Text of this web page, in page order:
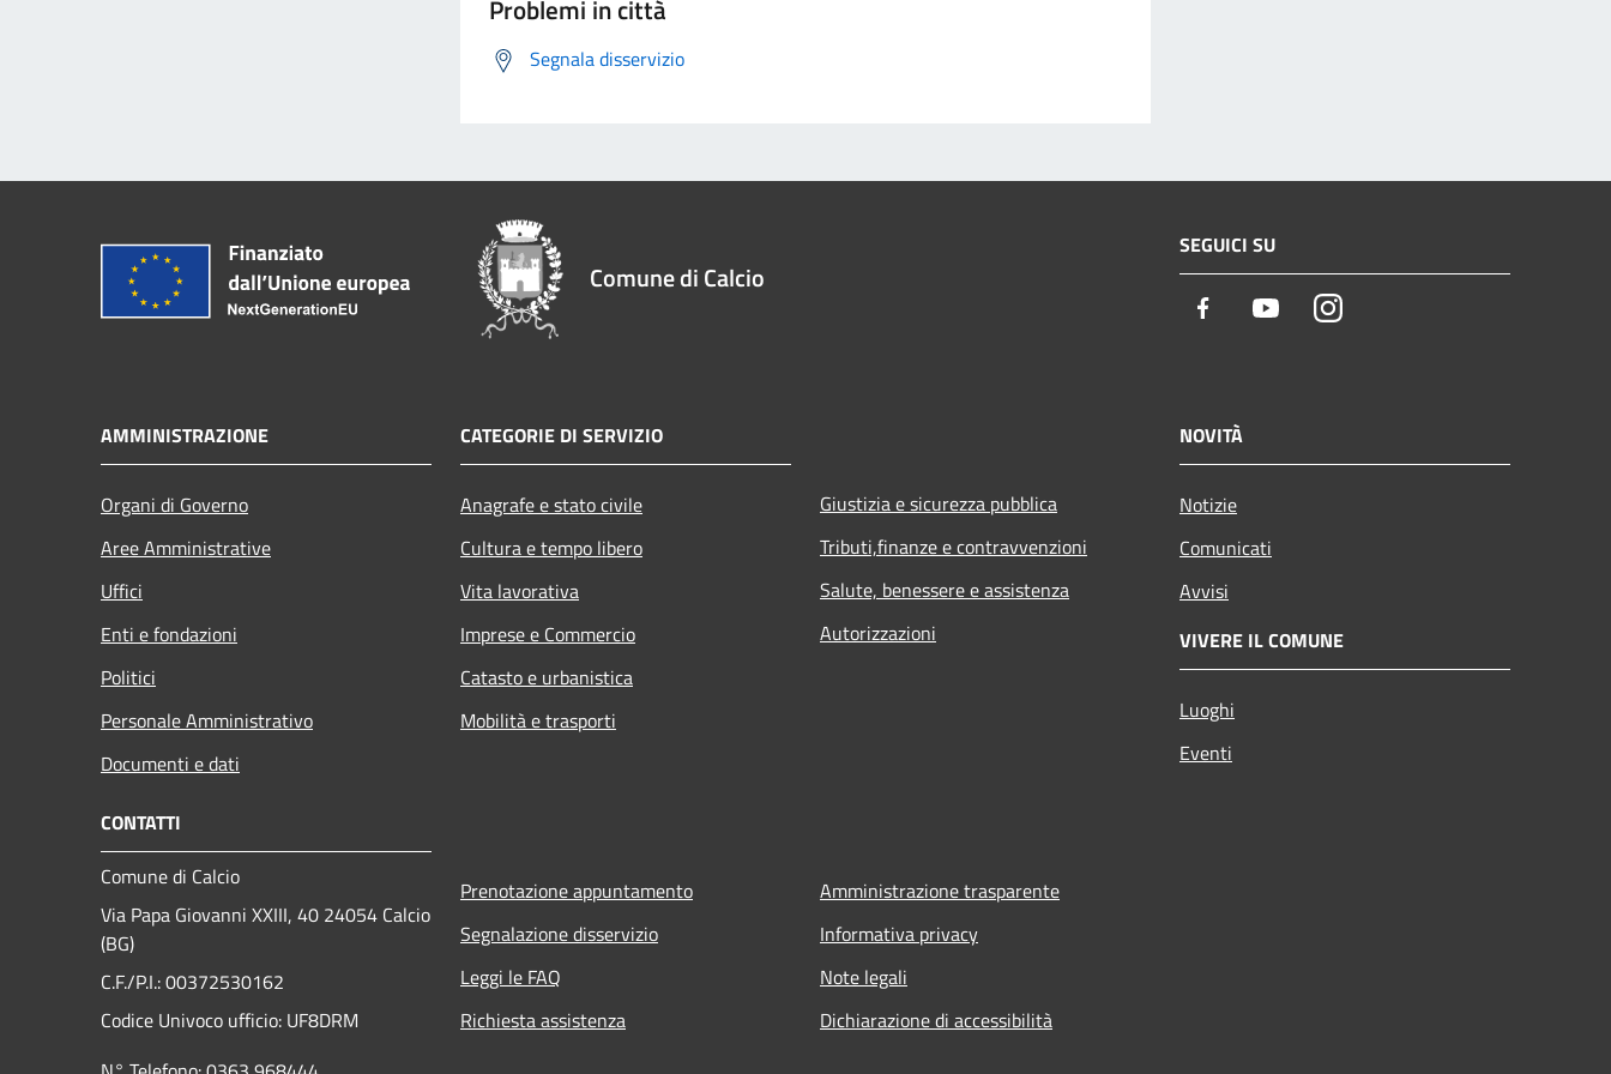
Problemi in città
Segnala disservizio
Comune di Calcio
SEGUICI SU
Facebook YoutubeInstagram
AMMINISTRAZIONE
Organi di Governo
Aree Amministrative
Uffici
Enti e fondazioni
Politici
Personale Amministrativo
Documenti e dati
CATEGORIE DI SERVIZIO
Anagrafe e stato civile
Cultura e tempo libero
Vita lavorativa
Imprese e Commercio
Catasto e urbanistica
Mobilità e trasporti
Giustizia e sicurezza pubblica
Tributi,finanze e contravvenzioni
Salute, benessere e assistenza
Autorizzazioni
NOVITÀ
Notizie
Comunicati
Avvisi
VIVERE IL COMUNE
Luoghi
Eventi
CONTATTI
Comune di Calcio
Via Papa Giovanni XXIII, 40 24054 Calcio
(BG)
C.F./P.I.: 00372530162
Codice Univoco ufficio: UF8DRM
Prenotazione appuntamento
Segnalazione disservizio
Leggi le FAQ
Richiesta assistenza
Amministrazione trasparente
Informativa privacy
Note legali
Dichiarazione di accessibilità